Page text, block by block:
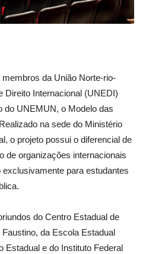
da União Norte-rio-
Direito Internacional (UNEDI)
do UNEMUN, o Modelo das
na sede do Ministério
o projeto possui o diferencial de
de organizações internacionais
para estudantes
do Centro Estadual de
da Escola Estadual
Estadual e do Instituto Federal